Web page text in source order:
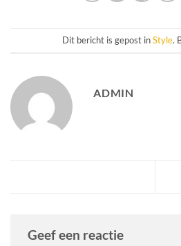
Dit bericht is gepost inStyle.
ADMIN
Geef een reactie